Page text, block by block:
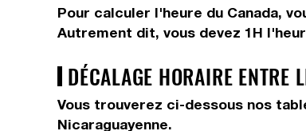
Pour calculer l'heure du Canada,
Autrement dit, vous devez 1H
DÉCALAGE HORAIRE ENTRE
Vous trouverez ci-dessous nos
Nicaraguayenne.